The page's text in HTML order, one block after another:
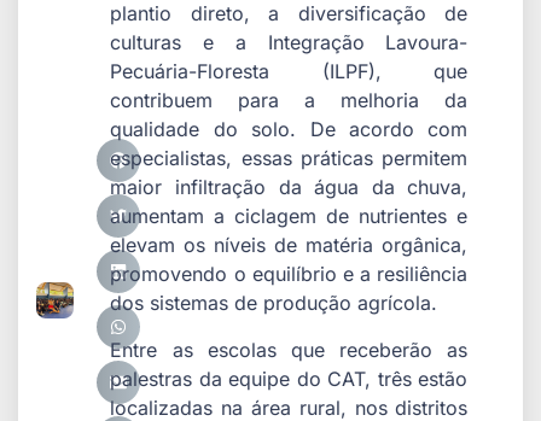
plantio direto, a diversificação de
culturas e a Integração Lavoura-
Pecuária-Floresta (ILPF), que
contribuem para a melhoria da
qualidade do solo. De acordo com
especialistas, essas práticas permitem
maior infiltração da água da chuva,
aumentam a ciclagem de nutrientes e
elevam os níveis de matéria orgânica,
promovendo o equilíbrio e a resiliência
dos sistemas de produção agrícola.
Entre as escolas que receberão as
palestras da equipe do CAT, três estão
localizadas na área rural, nos distritos